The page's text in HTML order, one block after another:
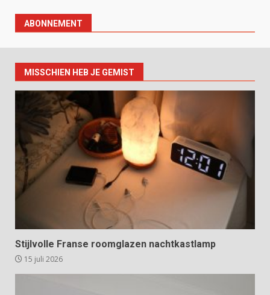
ABONNEMENT
MISSCHIEN HEB JE GEMIST
Stijlvolle Franse roomglazen nachtkastlamp
15 juli 2026